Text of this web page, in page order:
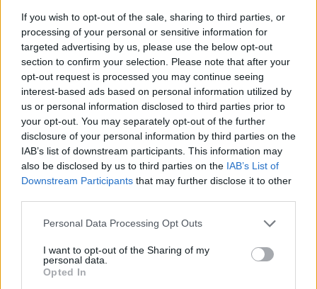
If you wish to opt-out of the sale, sharing to third parties, or
processing of your personal or sensitive information for
targeted advertising by us, please use the below opt-out
section to confirm your selection. Please note that after your
opt-out request is processed you may continue seeing
interest-based ads based on personal information utilized by
us or personal information disclosed to third parties prior to
your opt-out. You may separately opt-out of the further
disclosure of your personal information by third parties on the
IAB’s list of downstream participants. This information may
also be disclosed by us to third parties on the IAB’s List of
Downstream Participants that may further disclose it to other
Personal Data Processing Opt Outs
I want to opt-out of the Sharing of my
personal data.
Opted In
szolidaritási tanács ülését követően Pozsonyban.
A Fejlesztési és szolidaritási tanács - amelyet a kormány és
annak szociális partnerei alkotnak - hétfő óta, a Fico
kabinet által tervezett - a költségvetés konszolidációját
célzó - megszorító intézkedésekről egyeztet. A szlovák
kormányfő által most bejelentett adókulcs módosítást már
korábban a konszolidáció lehetséges eszközei sorában
említette a pénzügyi...
KEDVES OLVASÓNK!
A keresett cikk a portfolio.hu hírarchívumához
tartozik, melynek olvasása előfizetéses
regisztrációhoz kötött.